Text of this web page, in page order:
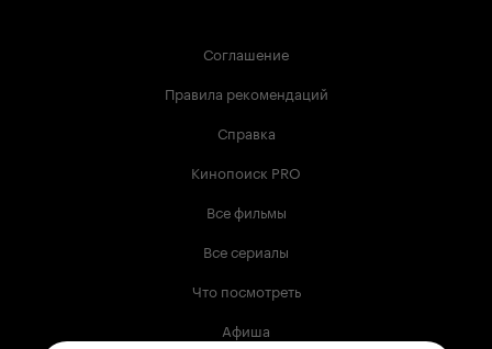
Соглашение
Правила рекомендаций
Справка
Кинопоиск PRO
Все фильмы
Все сериалы
Что посмотреть
Афиша